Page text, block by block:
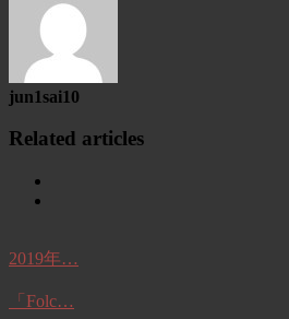
jun1sai10
Related articles
2019年…
「Folc…